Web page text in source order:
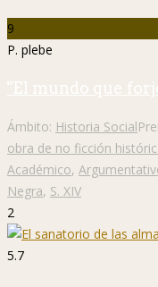
9
P. plebe
"El mundo que
Ámbito: Historia Social
obra de no ficción
Académico,
Negra, S. XIV
2
5.7